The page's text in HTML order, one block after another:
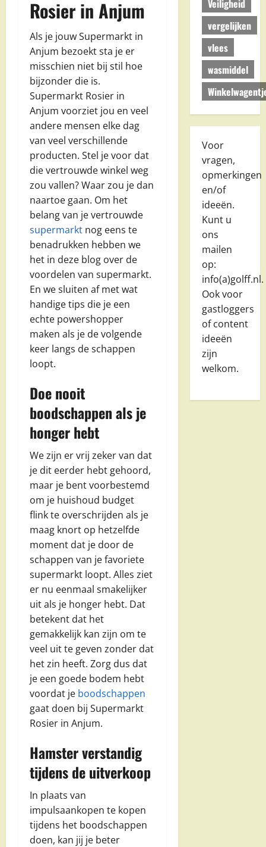
Rosier in Anjum
Als je jouw Supermarkt in
Anjum bezoekt sta je er
misschien niet bij stil hoe
bijzonder die is.
Supermarkt Rosier in
Anjum voorziet jou en veel
andere mensen elke dag
van veel verschillende
producten. Stel je voor dat
die vertrouwde winkel weg
zou vallen? Waar zou je dan
naartoe gaan. Om het
belang van je vertrouwde
supermarkt nog eens te
benadrukken hebben we
het in deze blog over de
voordelen van supermarkt.
En we sluiten af met wat
handige tips die je een
echte powershopper
maken als je de volgende
keer langs de schappen
loopt.
Doe nooit
boodschappen als je
honger hebt
We zijn er vrij zeker van dat
je dit eerder hebt gehoord,
maar je bent voorbestemd
om je huishoud budget
flink te overschrijden als je
maag knort op hetzelfde
moment dat je door de
schappen van je favoriete
supermarkt loopt. Alles ziet
er nu eenmaal smakelijker
uit als je honger hebt. Dat
betekent dat het
gemakkelijk kan zijn om te
veel uit te geven zonder dat
het zin heeft. Zorg dus dat
je een goede bodem hebt
voordat je boodschappen
gaat doen bij Supermarkt
Rosier in Anjum.
Hamster verstandig
tijdens de uitverkoop
In plaats van
impulsaankopen te kopen
tijdens het boodschappen
doen, kan jij je beter
Veiligheid
vergelijken
vlees
wasmiddel
Voor
vragen,
opmerkingen
en/of
ideeën.
Kunt u
ons
mailen
op:
info(a)golff.nl.
Ook voor
gastloggers
of content
ideeën
zijn
welkom.